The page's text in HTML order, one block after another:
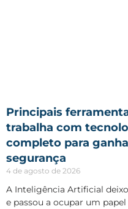
Principais
trabalha com
completo para
segurança
4 de agosto de 2026
A Inteligência Artificial
e passou a ocupar um